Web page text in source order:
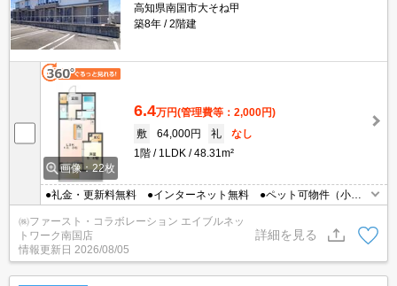
高知県南国市大そね甲
築8年
2階建
画像：22枚
6.4万円(管理費等：2,000円)
敷
64,000円 礼
なし
1階
1LDK 48.31m²
●礼金・更新料無料 ●インターネット無料 ●ペット可物件（小型
犬もしくは猫１匹） ●ウッドデッキ付き
㈱ファースト・コラボレーション エイブルネッ
トワーク南国店
情報更新日 2026/08/05
詳細を見る